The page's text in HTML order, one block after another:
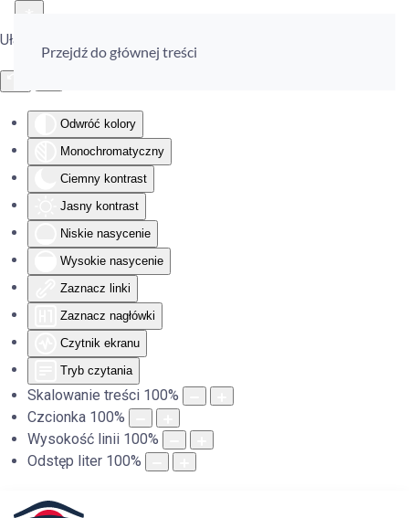
Ułatwienia dostępu
Odwróć kolory
Monochromatyczny
Ciemny kontrast
Jasny kontrast
Niskie nasycenie
Wysokie nasycenie
Zaznacz linki
Zaznacz nagłówki
Czytnik ekranu
Tryb czytania
Skalowanie treści 100%
Czcionka 100%
Wysokość linii 100%
Odstęp liter 100%
Przejdź do głównej treści